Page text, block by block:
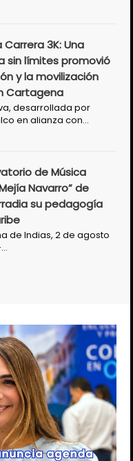
3K: Una
sin límites promovió
y la movilización
Cartagena
desarrollada por
en alianza con…
de Música
Navarro” de
su pedagogía
de Indias, 2 de agosto